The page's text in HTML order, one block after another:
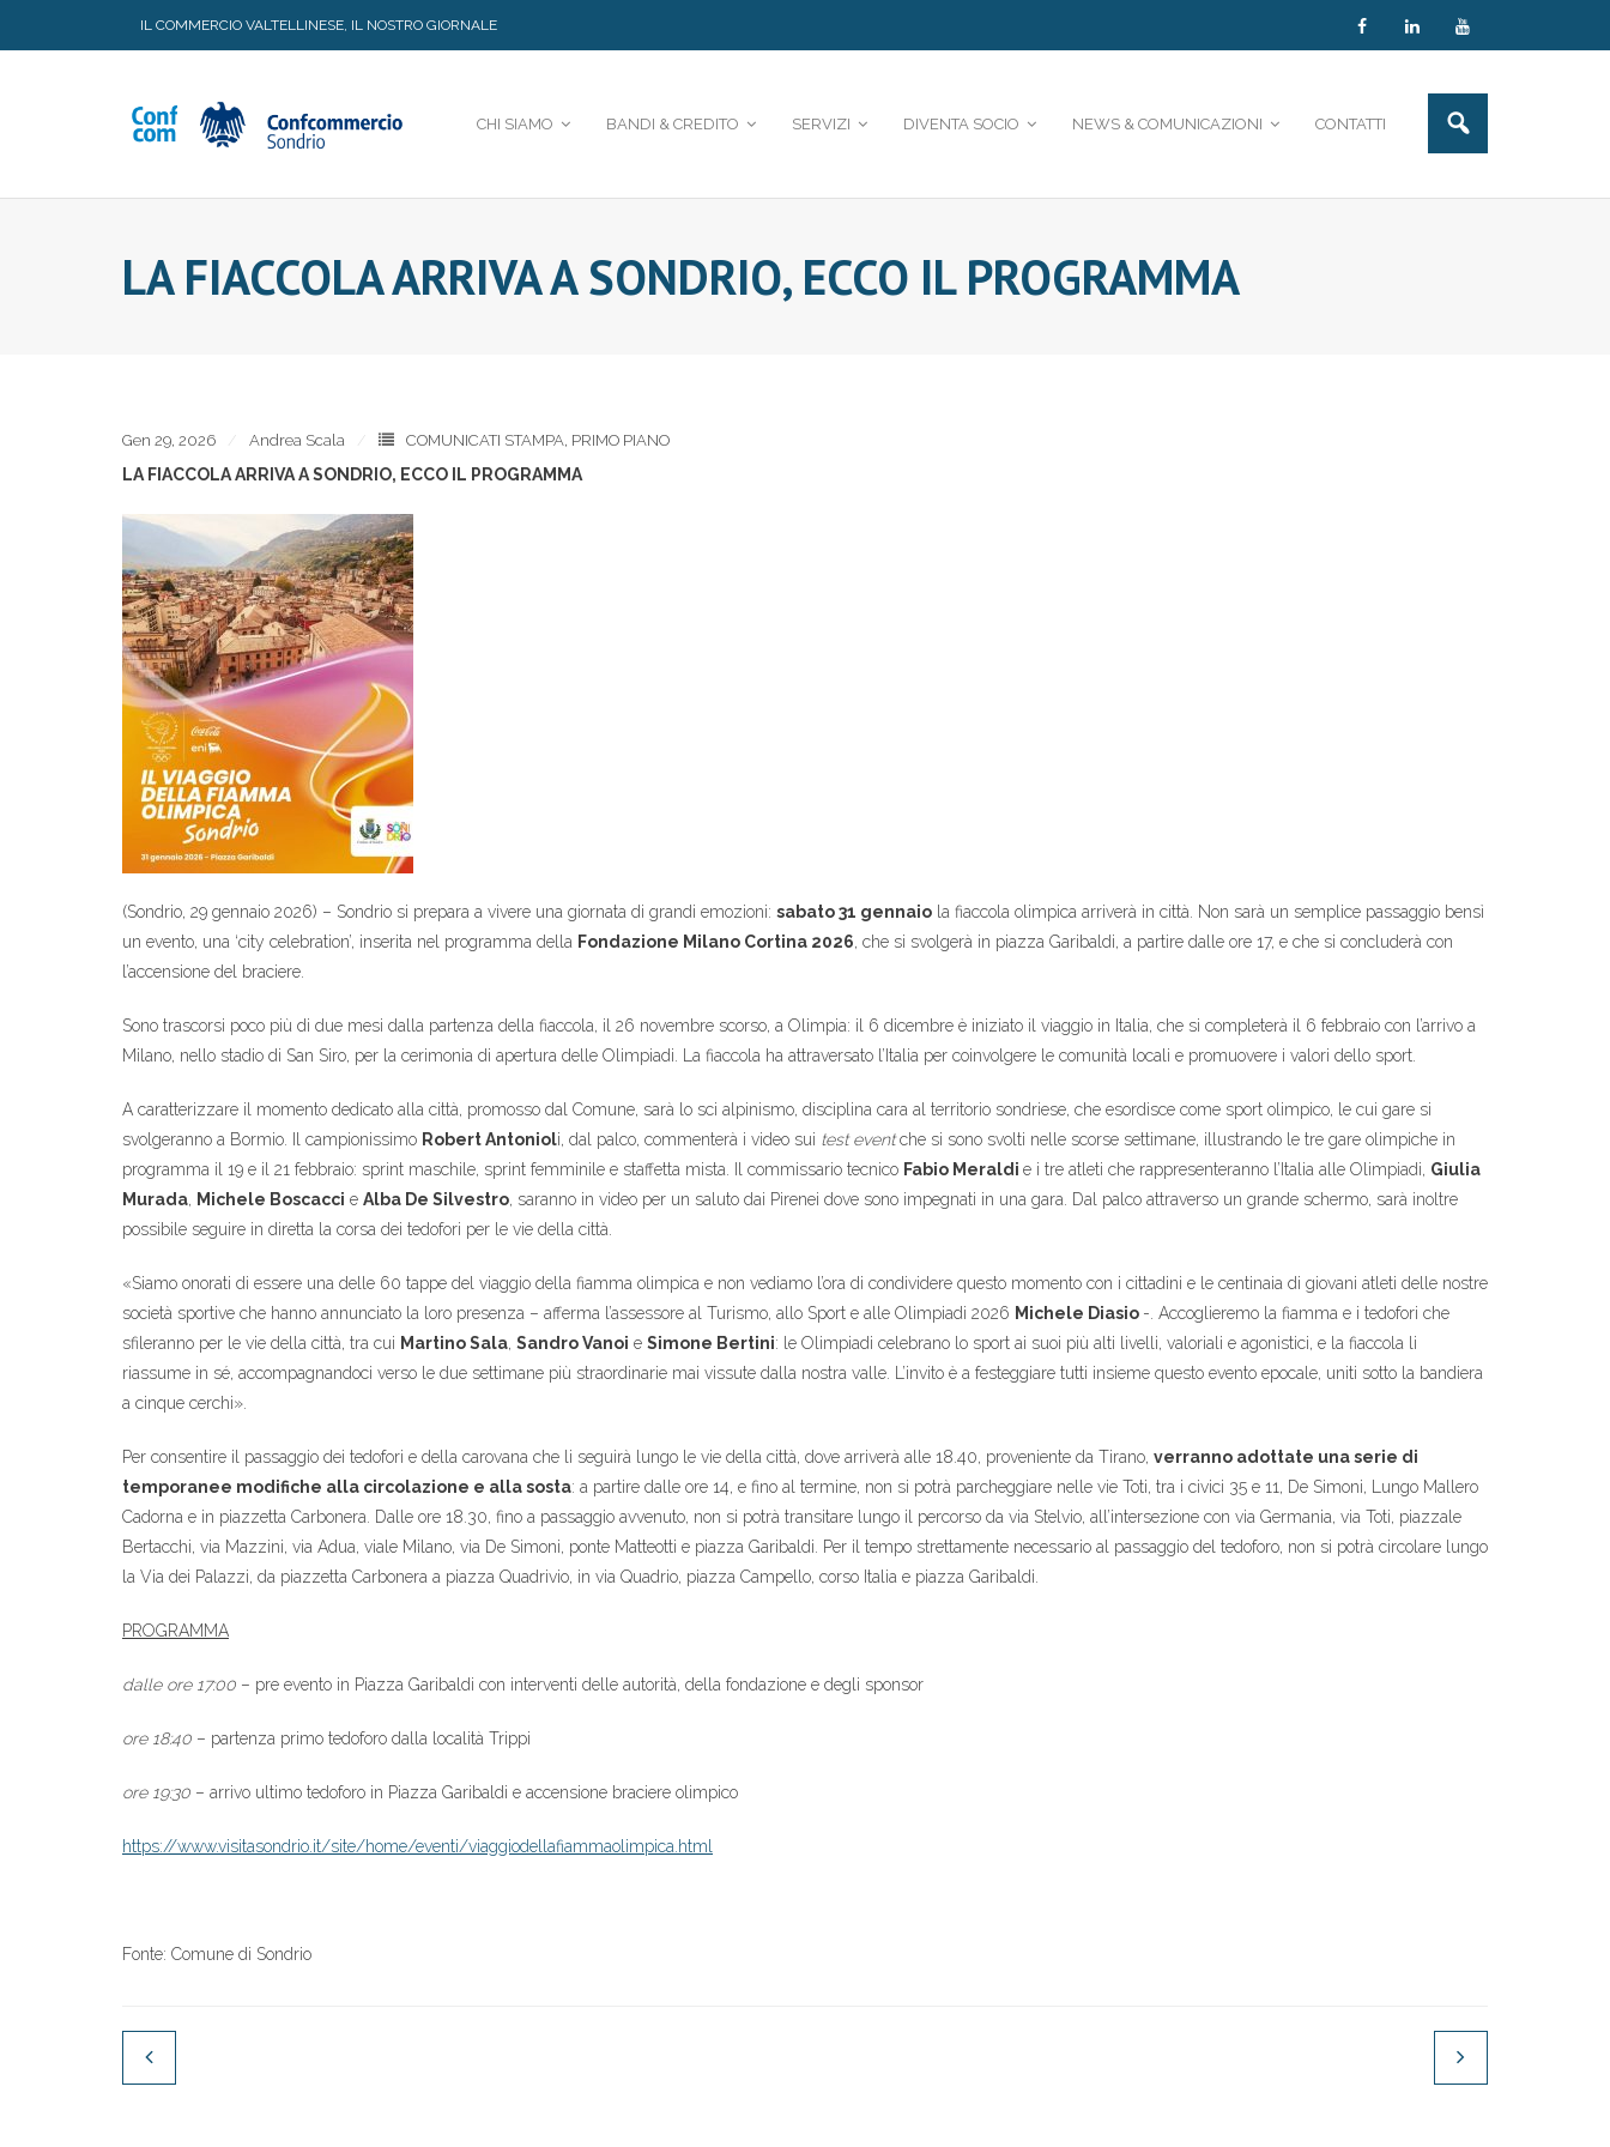
IL COMMERCIO VALTELLINESE, IL NOSTRO GIORNALE
CHI SIAMO BANDI & CREDITO SERVIZI DIVENTA SOCIO NEWS & COMUNICAZIONI CONTATTI
LA FIACCOLA ARRIVA A SONDRIO, ECCO IL PROGRAMMA
Gen 29, 2026 Andrea Scala COMUNICATI STAMPA, PRIMO PIANO
LA FIACCOLA ARRIVA A SONDRIO, ECCO IL PROGRAMMA
(Sondrio, 29 gennaio 2026) – Sondrio si prepara a vivere una giornata di grandi emozioni: sabato 31 gennaio la fiaccola olimpica arriverà in città. Non sarà un semplice passaggio bensì
un evento, una ‘city celebration’, inserita nel programma della Fondazione Milano Cortina 2026 , che si svolgerà in piazza Garibaldi, a partire dalle ore 17, e che si concluderà con
l’accensione del braciere.
Sono trascorsi poco più di due mesi dalla partenza della fiaccola, il 26 novembre scorso, a Olimpia: il 6 dicembre è iniziato il viaggio in Italia, che si completerà il 6 febbraio con l’arrivo a
Milano, nello stadio di San Siro, per la cerimonia di apertura delle Olimpiadi. La fiaccola ha attraversato l’Italia per coinvolgere le comunità locali e promuovere i valori dello sport.
A caratterizzare il momento dedicato alla città, promosso dal Comune, sarà lo sci alpinismo, disciplina cara al territorio sondriese, che esordisce come sport olimpico, le cui gare si
svolgeranno a Bormio. Il campionissimo Robert Antonioli, dal palco, commenterà i video sui test eventche si sono svolti nelle scorse settimane, illustrando le tre gare olimpiche in
programma il 19 e il 21 febbraio: sprint maschile, sprint femminile e staffetta mista. Il commissario tecnico Fabio Meraldi e i tre atleti che rappresenteranno l’Italia alle Olimpiadi, Giulia
Murada
Michele Boscacci e Alba De Silvestro , saranno in video per un saluto dai Pirenei dove sono impegnati in una gara. Dal palco attraverso un grande schermo, sarà inoltre
possibile seguire in diretta la corsa dei tedofori per le vie della città.
«Siamo onorati di essere una delle 60 tappe del viaggio della fiamma olimpica e non vediamo l’ora di condividere questo momento con i cittadini e le centinaia di giovani atleti delle nostre
società sportive che hanno annunciato la loro presenza – afferma l’assessore al Turismo, allo Sport e alle Olimpiadi 2026 Michele Diasio -. Accoglieremo la fiamma e i tedofori che
sfileranno per le vie della città, tra cui Martino Sala Sandro Vanoi e Simone Bertini: le Olimpiadi celebrano lo sport ai suoi più alti livelli, valoriali e agonistici, e la fiaccola li
riassume in sé, accompagnandoci verso le due settimane più straordinarie mai vissute dalla nostra valle. L’invito è a festeggiare tutti insieme questo evento epocale, uniti sotto la bandiera
a cinque cerchi».
Per consentire il passaggio dei tedofori e della carovana che li seguirà lungo le vie della città, dove arriverà alle 18.40, proveniente da Tirano, verranno adottate una serie di
temporanee modifiche alla circolazione e alla sosta: a partire dalle ore 14, e fino al termine, non si potrà parcheggiare nelle vie Toti, tra i civici 35 e 11, De Simoni, Lungo Mallero
Cadorna e in piazzetta Carbonera. Dalle ore 18.30, fino a passaggio avvenuto, non si potrà transitare lungo il percorso da via Stelvio, all’intersezione con via Germania, via Toti, piazzale
Bertacchi, via Mazzini, via Adua, viale Milano, via De Simoni, ponte Matteotti e piazza Garibaldi. Per il tempo strettamente necessario al passaggio del tedoforo, non si potrà circolare lungo
la Via dei Palazzi, da piazzetta Carbonera a piazza Quadrivio, in via Quadrio, piazza Campello, corso Italia e piazza Garibaldi.
PROGRAMMA
dalle ore 17:00 – pre evento in Piazza Garibaldi con interventi delle autorità, della fondazione e degli sponsor
ore 18:40 – partenza primo tedoforo dalla località Trippi
ore 19:30 – arrivo ultimo tedoforo in Piazza Garibaldi e accensione braciere olimpico
https://www.visitasondrio.it/site/home/eventi/viaggiodellafiammaolimpica. html
Fonte: Comune di Sondrio